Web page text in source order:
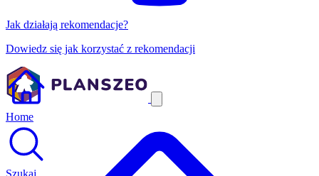
Jak działają rekomendacje?
Dowiedz się jak korzystać z rekomendacji
Home
Szukaj